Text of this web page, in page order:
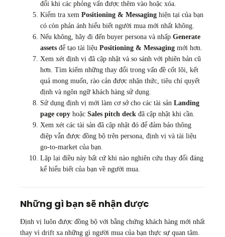
đổi khi các phỏng vấn được thêm vào hoặc xóa.
Kiểm tra xem Positioning & Messaging hiện tại của bạn
có còn phản ánh hiểu biết người mua mới nhất không.
Nếu không, hãy đi đến buyer persona và nhấp Generate
assets để tạo tài liệu Positioning & Messaging mới hơn.
Xem xét định vị đã cập nhật và so sánh với phiên bản cũ
hơn. Tìm kiếm những thay đổi trong vấn đề cốt lõi, kết
quả mong muốn, rào cản được nhận thức, tiêu chí quyết
định và ngôn ngữ khách hàng sử dụng.
Sử dụng định vị mới làm cơ sở cho các tài sản Landing
page copy hoặc Sales pitch deck đã cập nhật khi cần.
Xem xét các tài sản đã cập nhật đó để đảm bảo thông
điệp vẫn được đồng bộ trên persona, định vị và tài liệu
go-to-market của bạn.
Lặp lại điều này bất cứ khi nào nghiên cứu thay đổi đáng
kể hiểu biết của bạn về người mua.
Những gì bạn sẽ nhận được
Định vị luôn được đồng bộ với bằng chứng khách hàng mới nhất
thay vì drift xa những gì người mua của bạn thực sự quan tâm.